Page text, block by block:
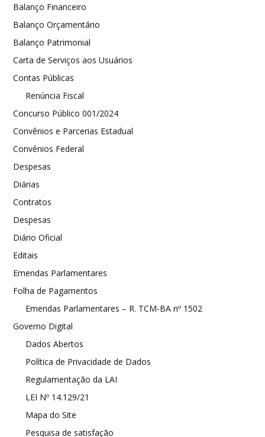
Balanço Financeiro
Balanço Orçamentário
Balanço Patrimonial
Carta de Serviços aos Usuários
Contas Públicas
Renúncia Fiscal
Concurso Público 001/2024
Convênios e Parcerias Estadual
Convênios Federal
Despesas
Diárias
Contratos
Despesas
Diário Oficial
Editais
Emendas Parlamentares
Folha de Pagamentos
Emendas Parlamentares – R. TCM-BA nº 1502
Governo Digital
Dados Abertos
Política de Privacidade de Dados
Regulamentação da LAI
LEI Nº 14.129/21
Mapa do Site
Pesquisa de satisfação